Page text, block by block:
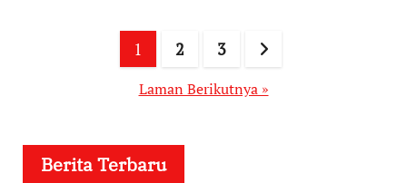
Paginasi1 2 3
Laman Berikutnya »
Berita Terbaru